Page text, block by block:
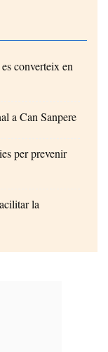
converteix en
a Can Sanpere
per prevenir
la